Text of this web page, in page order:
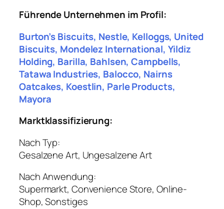
Führende Unternehmen im Profil:
Burton’s Biscuits, Nestle, Kelloggs, United
Biscuits, Mondelez International, Yildiz
Holding, Barilla, Bahlsen, Campbells,
Tatawa Industries, Balocco, Nairns
Oatcakes, Koestlin, Parle Products,
Mayora
Marktklassifizierung:
Nach Typ:
Gesalzene Art, Ungesalzene Art
Nach Anwendung:
Supermarkt, Convenience Store, Online-
Shop, Sonstiges